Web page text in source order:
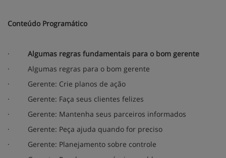
Conteúdo Programático
·
Algumas regras fundamentais para o bom gerente
·
Algumas regras para o bom gerente
·
Gerente: Crie planos de ação
·
Gerente: Faça seus clientes felizes
·
Gerente: Mantenha seus parceiros informados
·
Gerente: Peça ajuda quando for preciso
·
Gerente: Planejamento sobre controle